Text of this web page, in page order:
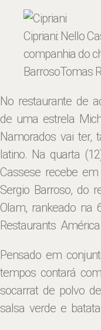
Cipriani: Nello
companhia do
BarrosoTomas
No restaurante de
de uma estrela
Namorados vai ter,
latino. Na quarta
Cassese recebe
Sergio Barroso, do
Olam, rankeado na
Restaurants
Pensado em
tempos contará
socarrat de polvo
salsa verde e